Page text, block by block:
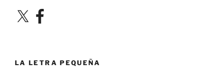
X Facebook
LA LETRA PEQUEÑA